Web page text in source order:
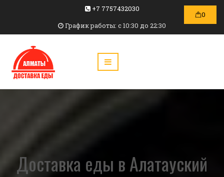
+7 7757432030
График работы: c 10:30 до 22:30
0
Доставка еды в Алатауский